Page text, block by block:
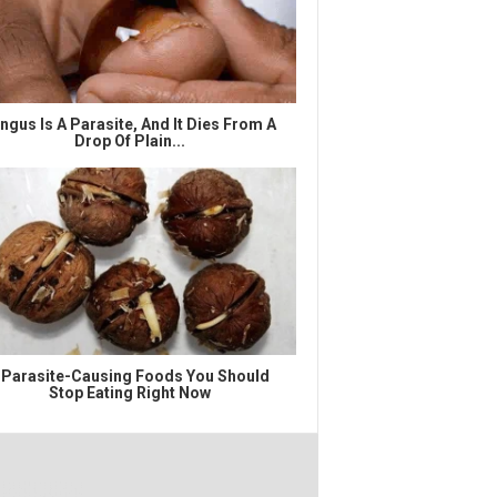
Is A Parasite, And It Dies From A
Drop Of Plain...
Causing Foods You Should
Stop Eating Right Now